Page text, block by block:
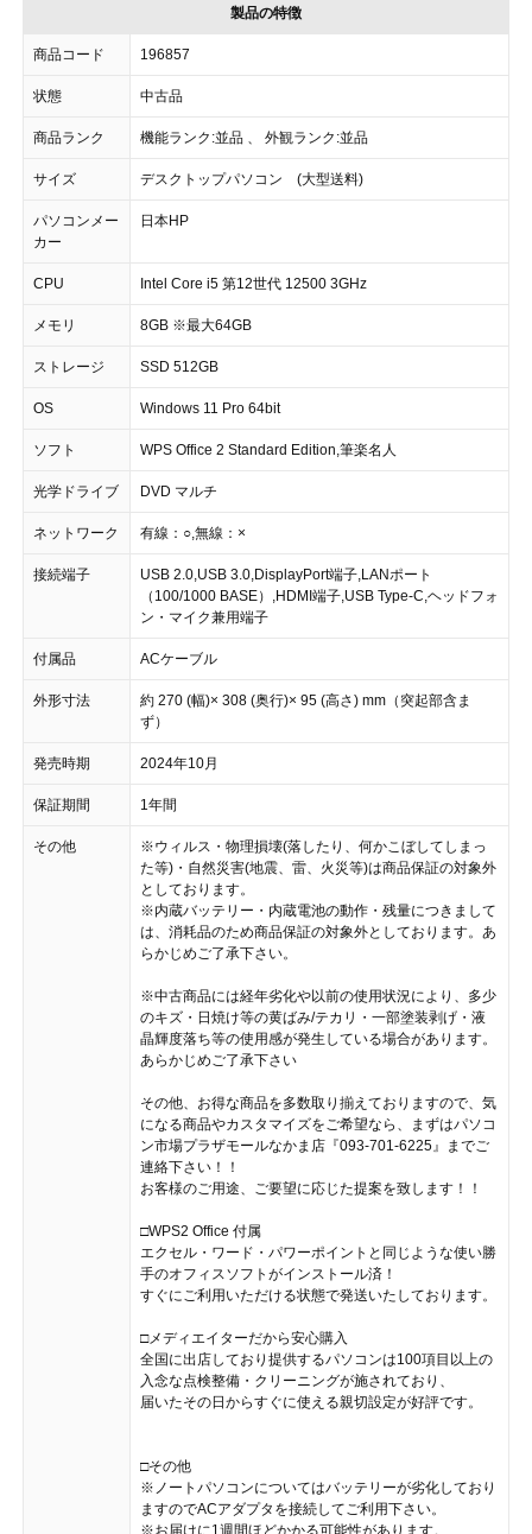
製品の特徴
商品コード 196857
状態 中古品
商品ランク 機能ランク:並品 、 外観ランク:並品
サイズ デスクトップパソコン (大型送料)
パソコンメー
カー
日本HP
CPU Intel Core i5 第12世代 12500 3GHz
メモリ 8GB ※最大64GB
ストレージ SSD 512GB
OS Windows 11 Pro 64bit
ソフト WPS Office 2 Standard Edition,筆楽名人
光学ドライブ DVD マルチ
ネットワーク 有線：○,無線：×
接続端子
USB 2.0,USB 3.0,DisplayPort端子,LANポート
（100/1000 BASE）,HDMI端子,USB Type-C,ヘッドフォ
ン・マイク兼用端子
付属品 ACケーブル
外形寸法
約 270 (幅)× 308 (奥行)× 95 (高さ) mm（突起部含ま
ず）
発売時期 2024年10月
保証期間 1年間
その他
※ウィルス・物理損壊(落したり、何かこぼしてしまっ
た等)・自然災害(地震、雷、火災等)は商品保証の対象外
としております。
※内蔵バッテリー・内蔵電池の動作・残量につきまして
は、消耗品のため商品保証の対象外としております。あ
らかじめご了承下さい。
※中古商品には経年劣化や以前の使用状況により、多少
のキズ・日焼け等の黄ばみ/テカリ・一部塗装剥げ・液
晶輝度落ち等の使用感が発生している場合があります。
あらかじめご了承下さい
その他、お得な商品を多数取り揃えておりますので、気
になる商品やカスタマイズをご希望なら、まずはパソコ
ン市場プラザモールなかま店『093-701-6225』までご
連絡下さい！！
お客様のご用途、ご要望に応じた提案を致します！！
□WPS2 Office 付属
エクセル・ワード・パワーポイントと同じような使い勝
手のオフィスソフトがインストール済！
すぐにご利用いただける状態で発送いたしております。
□メディエイターだから安心購入
全国に出店しており提供するパソコンは100項目以上の
入念な点検整備・クリーニングが施されており、
届いたその日からすぐに使える親切設定が好評です。
□その他
※ノートパソコンについてはバッテリーが劣化しており
ますのでACアダプタを接続してご利用下さい。